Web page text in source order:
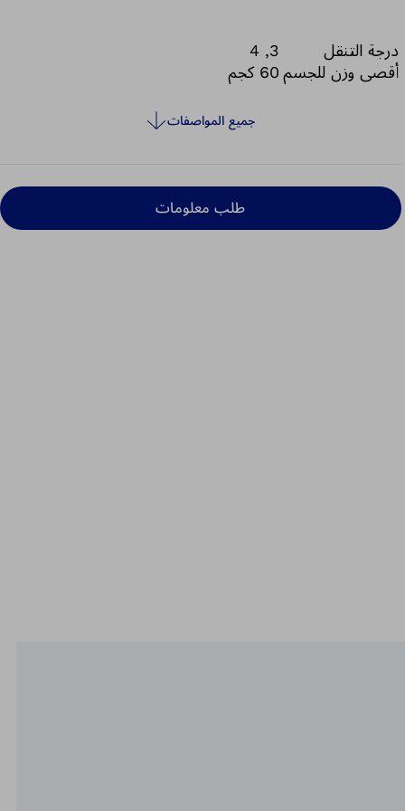
recreational activities such as cycling or
swimming.
درجة التنقل
3, 4
أقصى وزن للجسم 60 كجم
جميع المواصفات
طلب معلومات